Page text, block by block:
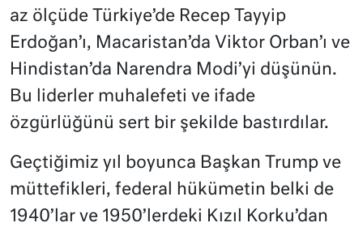
az ölçüde Türkiye’de Recep Tayyip
Erdoğan’ı, Macaristan’da Viktor Orban’ı ve
Hindistan’da Narendra Modi’yi düşünün.
Bu liderler muhalefeti ve ifade
özgürlüğünü sert bir şekilde bastırdılar.
Geçtiğimiz yıl boyunca Başkan Trump ve
müttefikleri, federal hükümetin belki de
1940’lar ve 1950’lerdeki Kızıl Korku’dan